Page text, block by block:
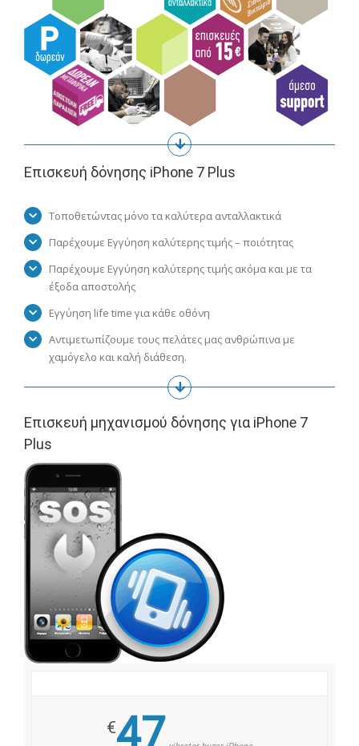
Επισκευή δόνησης iPhone 7 Plus
Τοποθετώντας μόνο τα καλύτερα ανταλλακτικά
Παρέχουμε Εγγύηση καλύτερης τιμής – ποιότητας
Παρέχουμε Εγγύηση καλύτερης τιμής ακόμα και με τα
έξοδα αποστολής
Εγγύηση life time για κάθε οθόνη
Αντιμετωπίζουμε τους πελάτες μας ανθρώπινα με
χαμόγελο και καλή διάθεση.
Επισκευή μηχανισμού δόνησης για iPhone 7
Plus
€47